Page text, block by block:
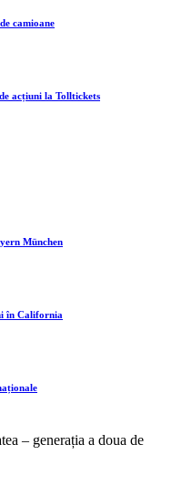
camioane
acțiuni la Tolltickets
München
în California
– generația a doua de